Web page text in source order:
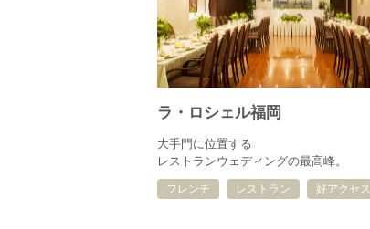
ラ・ロシェル福岡
大手門に位置する
レストランウェディングの最高峰。
フレンチ レストラン 好アクセス